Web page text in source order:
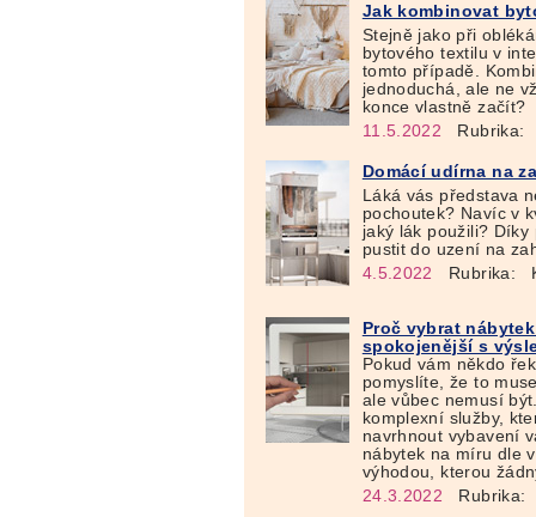
Jak kombinovat
Stejně jako při
bytového textilu v
tomto případě.
jednoduchá, ale ne
konce vlastně začít?
11.5.2022 Rubrika:
Domácí udírna na
Láká vás představa
pochoutek? Navíc v
jaký lák použili?
pustit do uzení na
4.5.2022
Rubrika:
Proč vybrat
spokojenější s
Pokud vám někdo
pomyslíte, že to
ale vůbec nemusí
komplexní služby,
navrhnout vybavení
nábytek na míru dle
výhodou, kterou
24.3.2022 Rubrika: